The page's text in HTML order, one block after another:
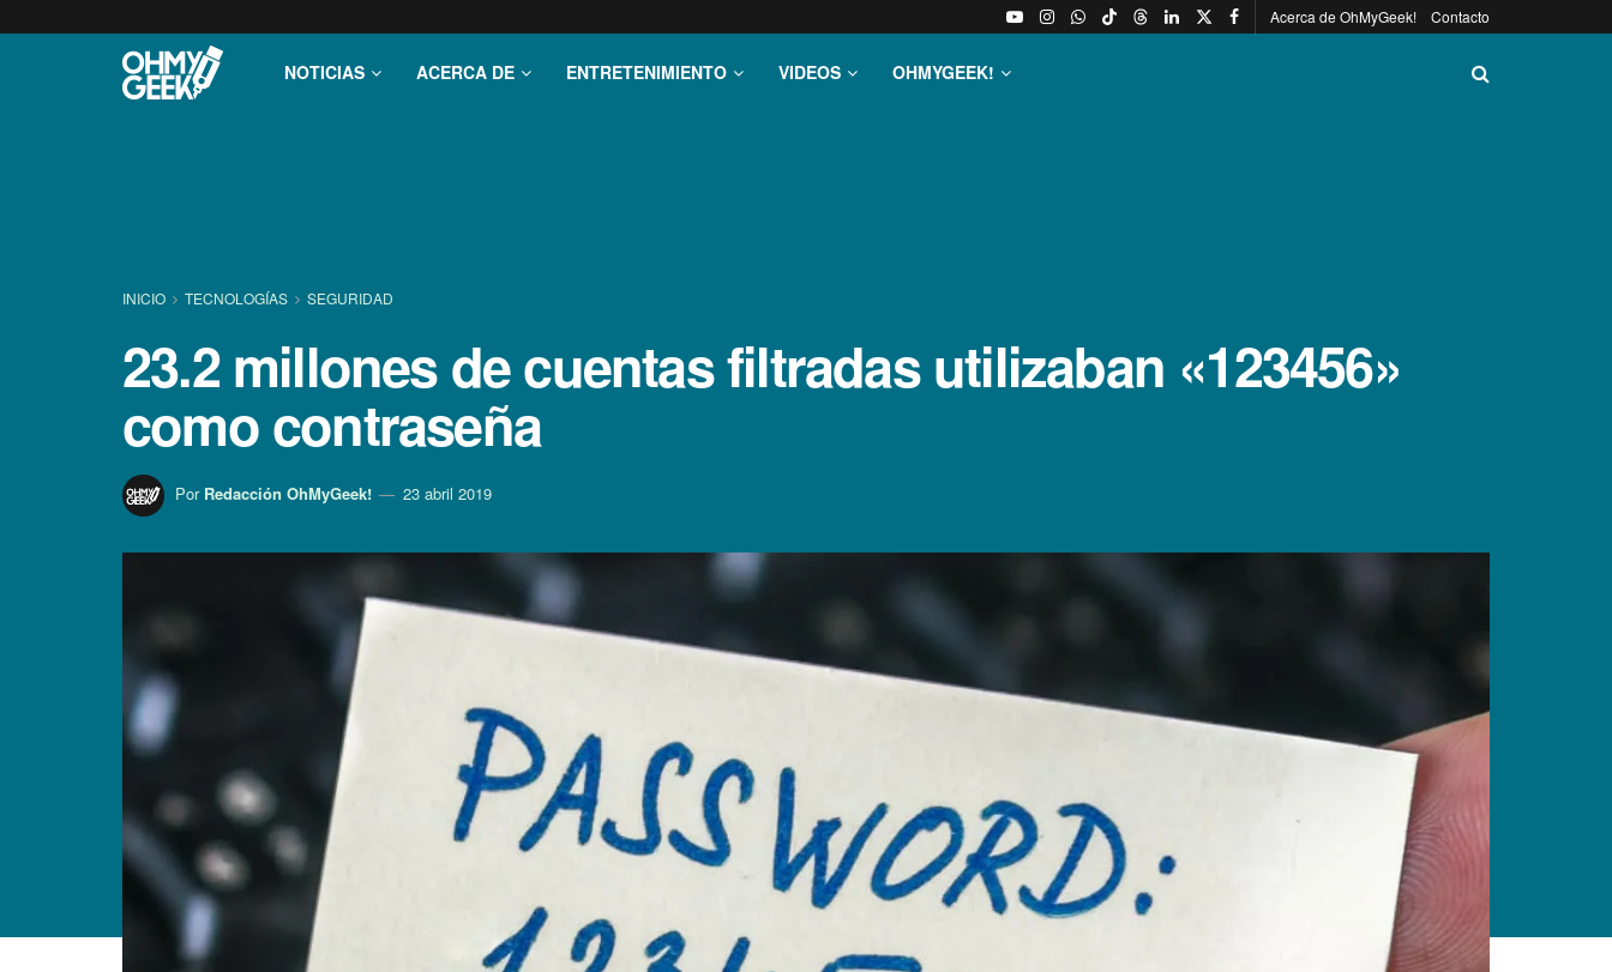
Acerca de OhMyGeek! Contacto
NOTICIAS ACERCA DE ENTRETENIMIENTO VIDEOS OHMYGEEK!
INICIO TECNOLOGÍ­AS SEGURIDAD
23.2 millones de cuentas filtradas utilizaban «123456»
como contraseña
Por Redacción OhMyGeek! 23 abril 2019